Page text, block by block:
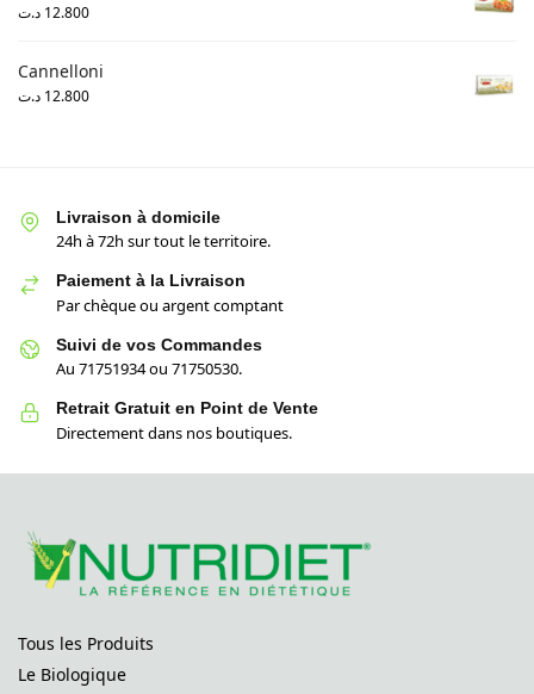
12.800 د.ت
Cannelloni
12.800 د.ت
Livraison à domicile
24h à 72h sur tout le territoire.
Paiement à la Livraison
Par chèque ou argent comptant
Suivi de vos Commandes
Au 71751934 ou 71750530.
Retrait Gratuit en Point de Vente
Directement dans nos boutiques.
Tous les Produits
Le Biologique